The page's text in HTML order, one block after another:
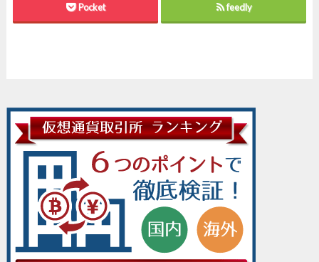
Pocket feedly